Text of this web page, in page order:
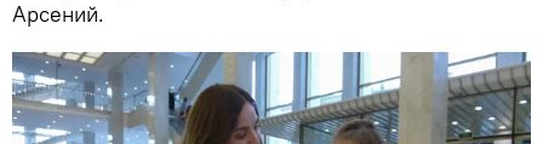
Арсений.